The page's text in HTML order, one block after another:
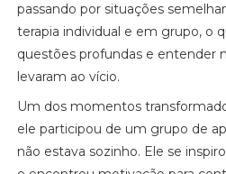
passando por situações
terapia individual e em grupo, o
questões profundas e entender
levaram ao vício.
Um dos momentos
ele participou de um grupo de
não estava sozinho. Ele se